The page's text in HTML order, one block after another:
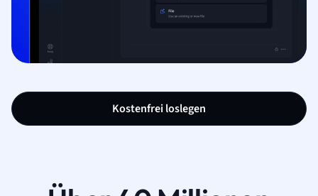
Kostenfrei loslegen